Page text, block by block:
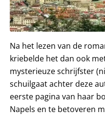
Na het lezen van de
kriebelde het dan ook
mysterieuze schrijfster
schuilgaat achter deze
eerste pagina van haar
Napels en te betoveren